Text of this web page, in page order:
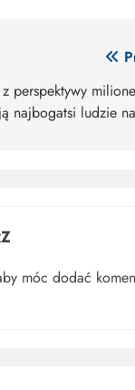
perspektywy
najbogatsi ludzie
móc dodać